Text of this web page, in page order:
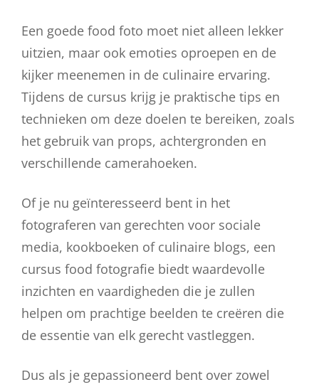
Een goede food foto moet niet alleen lekker
uitzien, maar ook emoties oproepen en de
kijker meenemen in de culinaire ervaring.
Tijdens de cursus krijg je praktische tips en
technieken om deze doelen te bereiken, zoals
het gebruik van props, achtergronden en
verschillende camerahoeken.
Of je nu geïnteresseerd bent in het
fotograferen van gerechten voor sociale
media, kookboeken of culinaire blogs, een
cursus food fotografie biedt waardevolle
inzichten en vaardigheden die je zullen
helpen om prachtige beelden te creëren die
de essentie van elk gerecht vastleggen.
Dus als je gepassioneerd bent over zowel